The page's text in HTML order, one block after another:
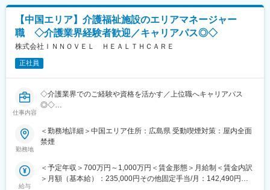
・高度な栄養管理のサポート
・低栄養リスク患者の抽出 等
※医師、看護師、薬剤師など複数名でチームを作ります。
【栄養に関する書類作成・データ管理】
・栄養スクリーニング
・栄養管理計画書の作成・見直し
・指導記録の電子カルテ入力
・栄養関連のデータ集計（実績報告など）
まずは先輩社員と一緒に1つの病棟（30名程度）を一緒にご担当
頂きます。
■組織構成：
額)は固定手当を含めた表記です。
【中国エリア】介護福祉施設のエリアマネージャー
職 ◇介護業界経験者歓迎／キャリアパス◎◇
株式会社ＩＮＮＯＶＥＬ ＨＥＡＬＴＨＣＡＲＥ
正社員
仕事内容
◇介護業界でのご経験や資格を活かす／上位職へキャリアパス
◎◇
介護・医療・障がい福祉事業を展開する当社にて、エリアマネー
ジャーとして5か所程度の複数事業所の統括マネジメントをお任せ
■職務内容：
〇新規施設の立ち上げ、スタッフ採用・管理・教育・離職防止、
勤務地
＜勤務地詳細＞中国エリア住所：広島県 受動喫煙対策：屋内全面
禁煙
給与
＜予定年収＞700万円～1,000万円＜賃金形態＞月給制＜賃金内訳
＞月額（基本給）：235,000円その他固定手当/月：142,490円固